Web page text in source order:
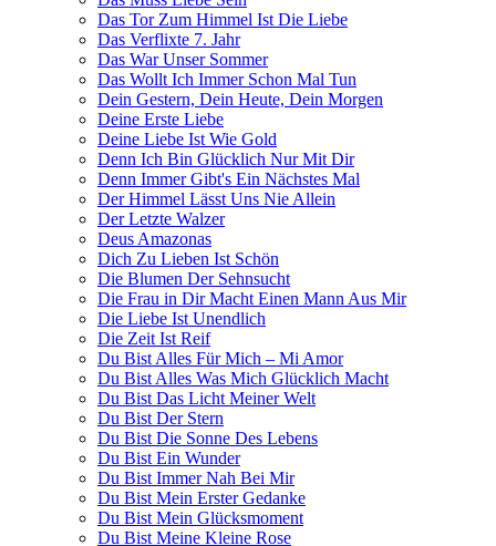
Das Tor Zum Himmel Ist Die Liebe
Das Verflixte 7. Jahr
Das War Unser Sommer
Das Wollt Ich Immer Schon Mal Tun
Dein Gestern, Dein Heute, Dein Morgen
Deine Erste Liebe
Deine Liebe Ist Wie Gold
Denn Ich Bin Glücklich Nur Mit Dir
Denn Immer Gibt's Ein Nächstes Mal
Der Himmel Lässt Uns Nie Allein
Der Letzte Walzer
Deus Amazonas
Dich Zu Lieben Ist Schön
Die Blumen Der Sehnsucht
Die Frau in Dir Macht Einen Mann Aus Mir
Die Liebe Ist Unendlich
Die Zeit Ist Reif
Du Bist Alles Für Mich – Mi Amor
Du Bist Alles Was Mich Glücklich Macht
Du Bist Das Licht Meiner Welt
Du Bist Der Stern
Du Bist Die Sonne Des Lebens
Du Bist Ein Wunder
Du Bist Immer Nah Bei Mir
Du Bist Mein Erster Gedanke
Du Bist Mein Glücksmoment
Du Bist Meine Kleine Rose